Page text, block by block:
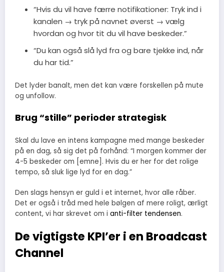
“Hvis du vil have færre notifikationer: Tryk ind i
kanalen → tryk på navnet øverst → vælg
hvordan og hvor tit du vil have beskeder.”
“Du kan også slå lyd fra og bare tjekke ind, når
du har tid.”
Det lyder banalt, men det kan være forskellen på mute
og unfollow.
Brug “stille” perioder strategisk
Skal du lave en intens kampagne med mange beskeder
på en dag, så sig det på forhånd: “I morgen kommer der
4-5 beskeder om [emne]. Hvis du er her for det rolige
tempo, så sluk lige lyd for en dag.”
Den slags hensyn er guld i et internet, hvor alle råber.
Det er også i tråd med hele bølgen af mere roligt, ærligt
content, vi har skrevet om i anti-filter tendensen.
De vigtigste KPI’er i en Broadcast
Channel